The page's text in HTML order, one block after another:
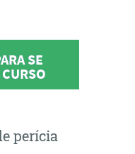
SE
perícia